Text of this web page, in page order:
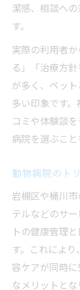
潔感、相談へ
す。
実際の利用者
る」「治療方
が多く、ペッ
多い印象です
コミや体験談
病院を選ぶこと
動物病院のト
岩槻区や桶川
テルなどのサ
トの健康管理
す。これによ
容ケアが同時
なメリットとな